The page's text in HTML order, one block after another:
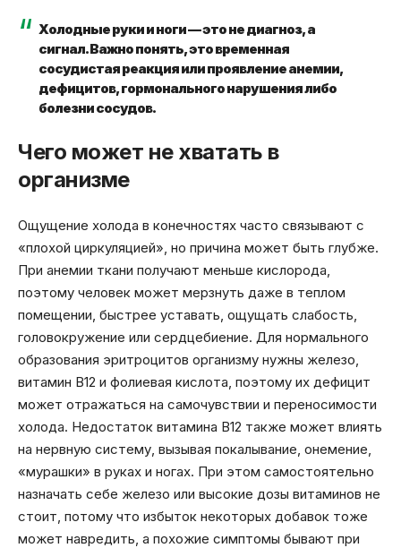
Холодные руки и ноги — это не диагноз, а
сигнал. Важно понять, это временная
сосудистая реакция или проявление анемии,
дефицитов, гормонального нарушения либо
болезни сосудов.
Чего может не хватать в
организме
Ощущение холода в конечностях часто связывают с
«плохой циркуляцией», но причина может быть глубже.
При анемии ткани получают меньше кислорода,
поэтому человек может мерзнуть даже в теплом
помещении, быстрее уставать, ощущать слабость,
головокружение или сердцебиение. Для нормального
образования эритроцитов организму нужны железо,
витамин B12 и фолиевая кислота, поэтому их дефицит
может отражаться на самочувствии и переносимости
холода. Недостаток витамина B12 также может влиять
на нервную систему, вызывая покалывание, онемение,
«мурашки» в руках и ногах. При этом самостоятельно
назначать себе железо или высокие дозы витаминов не
стоит, потому что избыток некоторых добавок тоже
может навредить, а похожие симптомы бывают при